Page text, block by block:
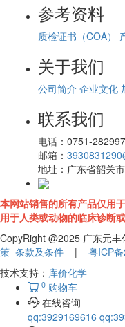
参考资料
质检证书（COA）
关于我们
公司简介 企业文化
联系我们
电话： 0751-
邮箱：
地址： 广东省韶关
本网站销售的所有产品仅用
用于人类或动物的临床诊断
CopyRight @2025 广东元
策 条款及条件 | 粤ICP
技术支持： 库价化学
0 购物车
在线咨询
qq:3929169616